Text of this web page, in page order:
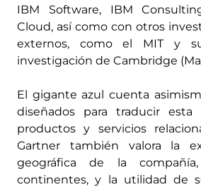
IBM Software, IBM
Cloud, así como con otros
externos, como el MIT y
investigación de Cambridge
El gigante azul cuenta
diseñados para traducir esta
productos y servicios
Gartner también valora la
geográfica de la
continentes, y la utilidad de